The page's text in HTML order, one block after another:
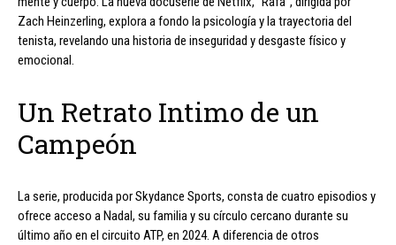
Zach Heinzerling, explora a fondo la psicología y la trayectoria del
tenista, revelando una historia de inseguridad y desgaste físico y
emocional.
Un Retrato Intimo de un
Campeón
La serie, producida por Skydance Sports, consta de cuatro episodios y
ofrece acceso a Nadal, su familia y su círculo cercano durante su
último año en el circuito ATP, en 2024. A diferencia de otros